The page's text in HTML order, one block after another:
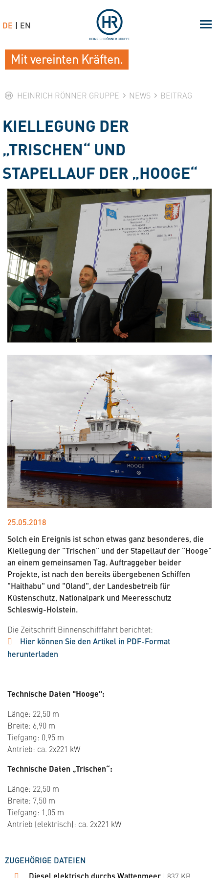
HEINRICH RÖNNER GRUPPE NEWS BEITRAG
KIELLEGUNG DER
„TRISCHEN“ UND
STAPELLAUF DER „HOOGE“
25.05.2018
Solch ein Ereignis ist schon etwas ganz besonderes, die
Kiellegung der "Trischen" und der Stapellauf der "Hooge"
an einem gemeinsamen Tag. Auftraggeber beider
Projekte, ist nach den bereits übergebenen Schiffen
"Haithabu" und "Oland", der Landesbetreib für
Küstenschutz, Nationalpark und Meeresschutz
Schleswig-Holstein.
Die Zeitschrift Binnenschifffahrt berichtet:
Hier können Sie den Artikel in PDF-Format
herunterladen
Technische Daten "Hooge":
Länge: 22,50 m
Breite: 6,90 m
Tiefgang: 0,95 m
Antrieb: ca. 2x221 kW
Technische Daten „Trischen“:
Länge: 22,50 m
Breite: 7,50 m
Tiefgang: 1,05 m
Antrieb (elektrisch): ca. 2x221 kW
ZUGEHÖRIGE DATEIEN
| 837 KB
Mit vereinten Kräften.
DE EN